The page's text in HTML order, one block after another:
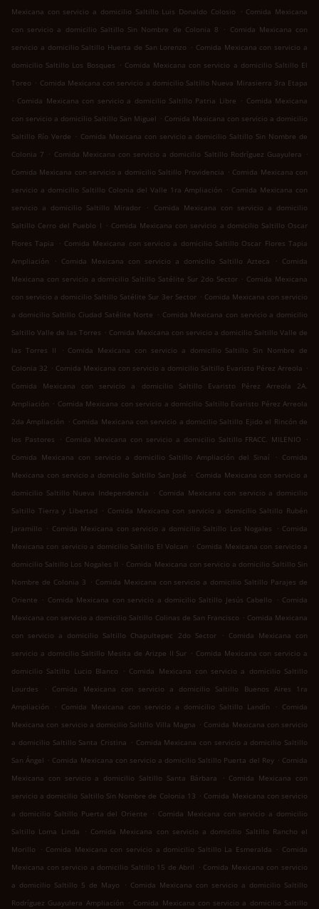
Mexicana con servicio a domicilio Saltillo Luis Donaldo Colosio
. Comida Mexicana
con servicio a domicilio Saltillo Sin Nombre de Colonia 8
. Comida Mexicana con
servicio a domicilio Saltillo Huerta de San Lorenzo . Comida Mexicana con servicio a
domicilio Saltillo Los Bosques . Comida Mexicana con servicio a domicilio Saltillo El
Toreo . Comida Mexicana con servicio a domicilio Saltillo Nueva Mirasierra 3ra Etapa
. Comida Mexicana con servicio a domicilio Saltillo Patria Libre . Comida Mexicana
con servicio a domicilio Saltillo San Miguel . Comida Mexicana con servicio a domicilio
Saltillo Río Verde . Comida Mexicana con servicio a domicilio Saltillo Sin Nombre de
Colonia 7 . Comida Mexicana con servicio a domicilio Saltillo Rodríguez Guayulera .
Comida Mexicana con servicio a domicilio Saltillo Providencia . Comida Mexicana con
servicio a domicilio Saltillo Colonia del Valle 1ra Ampliación . Comida Mexicana con
servicio a domicilio Saltillo Mirador
.
Comida Mexicana con servicio a domicilio
Saltillo Cerro del Pueblo I . Comida Mexicana con servicio a domicilio Saltillo Oscar
Flores Tapia
. Comida Mexicana con servicio a domicilio Saltillo Oscar Flores Tapia
Ampliación
. Comida Mexicana con servicio a domicilio Saltillo Azteca . Comida
Mexicana con servicio a domicilio Saltillo Satélite Sur 2do Sector . Comida Mexicana
con servicio a domicilio Saltillo Satélite Sur 3er Sector . Comida Mexicana con servicio
a domicilio Saltillo Ciudad Satélite Norte . Comida Mexicana con servicio a domicilio
Saltillo Valle de las Torres . Comida Mexicana con servicio a domicilio Saltillo Valle de
las Torres II
. Comida Mexicana con servicio a domicilio Saltillo Sin Nombre de
Colonia 32 . Comida Mexicana con servicio a domicilio Saltillo Evaristo Pérez Arreola .
Comida Mexicana con servicio a domicilio Saltillo Evaristo Pérez Arreola 2A.
Ampliación . Comida Mexicana con servicio a domicilio Saltillo Evaristo Pérez Arreola
2da Ampliación . Comida Mexicana con servicio a domicilio Saltillo Ejido el Rincón de
los Pastores
. Comida Mexicana con servicio a domicilio Saltillo FRACC. MILENIO
.
Comida Mexicana con servicio a domicilio Saltillo Ampliación del Sinaí
. Comida
Mexicana con servicio a domicilio Saltillo San José . Comida Mexicana con servicio a
domicilio Saltillo Nueva Independencia . Comida Mexicana con servicio a domicilio
Saltillo Tierra y Libertad . Comida Mexicana con servicio a domicilio Saltillo Rubén
Jaramillo . Comida Mexicana con servicio a domicilio Saltillo Los Nogales . Comida
Mexicana con servicio a domicilio Saltillo El Volcan . Comida Mexicana con servicio a
domicilio Saltillo Los Nogales II . Comida Mexicana con servicio a domicilio Saltillo Sin
Nombre de Colonia 3 . Comida Mexicana con servicio a domicilio Saltillo Parajes de
Oriente . Comida Mexicana con servicio a domicilio Saltillo Jesús Cabello . Comida
Mexicana con servicio a domicilio Saltillo Colinas de San Francisco . Comida Mexicana
con servicio a domicilio Saltillo Chapultepec 2do Sector
. Comida Mexicana con
servicio a domicilio Saltillo Mesita de Arizpe II Sur . Comida Mexicana con servicio a
domicilio Saltillo Lucio Blanco
. Comida Mexicana con servicio a domicilio Saltillo
Lourdes
.
Comida Mexicana con servicio a domicilio Saltillo Buenos Aires 1ra
Ampliación
. Comida Mexicana con servicio a domicilio Saltillo Landín . Comida
Mexicana con servicio a domicilio Saltillo Villa Magna . Comida Mexicana con servicio
a domicilio Saltillo Santa Cristina . Comida Mexicana con servicio a domicilio Saltillo
San Ángel . Comida Mexicana con servicio a domicilio Saltillo Puerta del Rey . Comida
Mexicana con servicio a domicilio Saltillo Santa Bárbara
. Comida Mexicana con
servicio a domicilio Saltillo Sin Nombre de Colonia 13 . Comida Mexicana con servicio
a domicilio Saltillo Puerta del Oriente
. Comida Mexicana con servicio a domicilio
Saltillo Loma Linda
. Comida Mexicana con servicio a domicilio Saltillo Rancho el
Morillo
. Comida Mexicana con servicio a domicilio Saltillo La Esmeralda . Comida
Mexicana con servicio a domicilio Saltillo 15 de Abril . Comida Mexicana con servicio
a domicilio Saltillo 5 de Mayo
. Comida Mexicana con servicio a domicilio Saltillo
Rodríguez Guayulera Ampliación . Comida Mexicana con servicio a domicilio Saltillo